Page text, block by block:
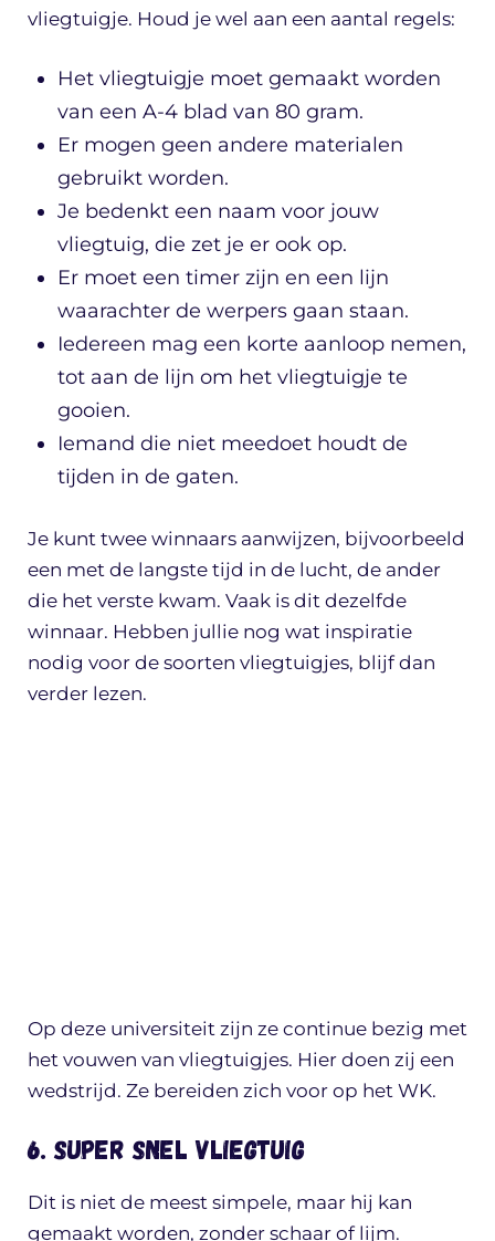
vliegtuigje. Houd je wel aan een aantal regels:
Het vliegtuigje moet gemaakt worden
van een A-4 blad van 80 gram.
Er mogen geen andere materialen
gebruikt worden.
Je bedenkt een naam voor jouw
vliegtuig, die zet je er ook op.
Er moet een timer zijn en een lijn
waarachter de werpers gaan staan.
Iedereen mag een korte aanloop nemen,
tot aan de lijn om het vliegtuigje te
gooien.
Iemand die niet meedoet houdt de
tijden in de gaten.
Je kunt twee winnaars aanwijzen, bijvoorbeeld
een met de langste tijd in de lucht, de ander
die het verste kwam. Vaak is dit dezelfde
winnaar. Hebben jullie nog wat inspiratie
nodig voor de soorten vliegtuigjes, blijf dan
verder lezen.
Op deze universiteit zijn ze continue bezig met
het vouwen van vliegtuigjes. Hier doen zij een
wedstrijd. Ze bereiden zich voor op het WK.
6. Super snel vliegtuig
Dit is niet de meest simpele, maar hij kan
gemaakt worden, zonder schaar of lijm.